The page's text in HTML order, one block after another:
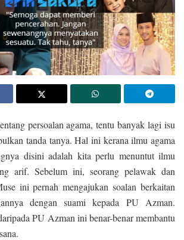
persoalan agama, tentu banyak lagi isu
tanda tanya. Hal ini kerana ilmu agama
disini adalah kita perlu menuntut ilmu
arif. Sebelum ini, seorang pelawak dan
ini pernah mengajukan soalan berkaitan
dengan suami kepada PU Azman.
PU Azman ini benar-benar membantu